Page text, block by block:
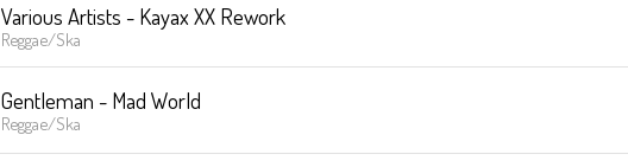
Various Artists - Kayax XX Rework
Reggae/Ska
Gentleman - Mad World
Reggae/Ska